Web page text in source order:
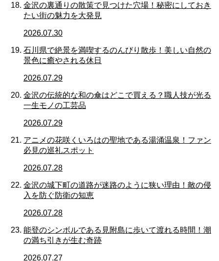
金沢の裏通りの散策で見つけた穴場！秘密にしておき
たい街の魅力を大発見
2026.07.30
石川県で絶景を満喫するのんびり散歩！美しい自然の
景色に癒やされる休日
2026.07.29
金沢の伝統的な和の傘はどこで買える？職人技が光る
一生モノの工芸品
2026.07.29
アニメの花咲くいろはの聖地である湯涌温泉！ファン
必見の巡礼スポット
2026.07.28
金沢の城下町の道路が迷路のように狭い理由！敵の侵
入を防ぐ防衛の知恵
2026.07.28
能登のシンボルである見附島に歩いて渡れる時間！潮
の満ち引きが生む奇跡
2026.07.27